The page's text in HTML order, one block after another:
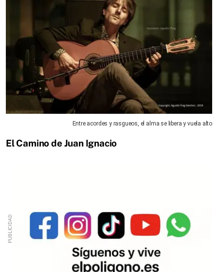
Entre acordes y rasgueos, el alma se libera y vuela alto
El Camino de Juan Ignacio